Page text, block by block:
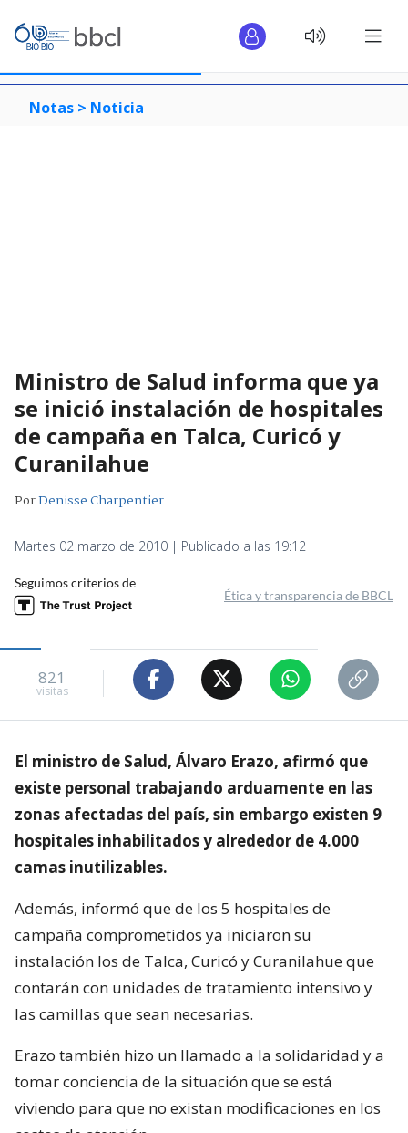
Notas > Noticia
Ministro de Salud informa que ya
se inició instalación de hospitales
de campaña en Talca, Curicó y
Curanilahue
PorDenisse Charpentier
Martes 02 marzo de 2010 | Publicado a las 19:12
Seguimos criterios de
Ética y transparencia de BBCL
821
visitas
El ministro de Salud, Álvaro Erazo, afirmó que
existe personal trabajando arduamente en las
zonas afectadas del país, sin embargo existen 9
hospitales inhabilitados y alrededor de 4.000
camas inutilizables.
Además, informó que de los 5 hospitales de
campaña comprometidos ya iniciaron su
instalación los de Talca, Curicó y Curanilahue que
contarán con unidades de tratamiento intensivo y
las camillas que sean necesarias.
Erazo también hizo un llamado a la solidaridad y a
tomar conciencia de la situación que se está
viviendo para que no existan modificaciones en los